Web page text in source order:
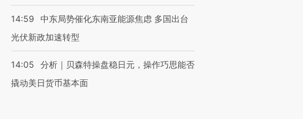
14:59
中东局势催化东南亚能源焦虑 多国出台
光伏新政加速转型
14:05
分析｜贝森特操盘稳日元，操作巧思能否
撬动美日货币基本面